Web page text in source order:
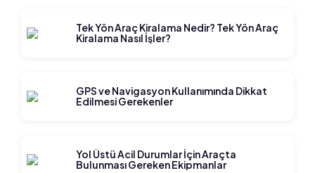
Tek Yön Araç Kiralama Nedir? Tek Yön Araç
Kiralama Nasıl İşler?
GPS ve Navigasyon Kullanımında Dikkat
Edilmesi Gerekenler
Yol Üstü Acil Durumlar İçin Araçta
Bulunması Gereken Ekipmanlar